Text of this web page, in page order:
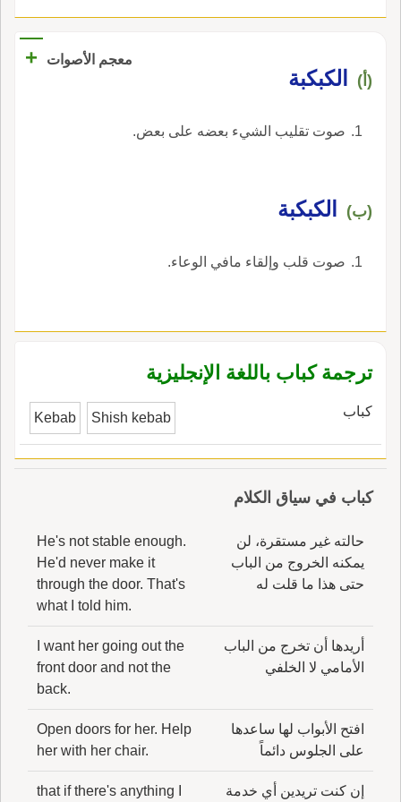
ويقال للجارية السمينة (1 (1 قوله [ ويقال للجارية
يَهْجُوهم قُبَيِّلَةٌ من قَيْسِ كُبَّةَ ساقَها، * إِلى أَهْلِ نَجْدٍ،
وحَبْكَرْتُه حَبْكَرةً، ودَبْكَلْتُه دَبْكَلَةً، وحَبْحَبْتُه حَبْحَبةً،
وزَمْزَمْتُه زَمْزَمَةً، وصَرْصَرْتُه صَرْصَرةً، وكَرْكَرْتُه إِذا
كَبْكَبْتُه.
معجم الأصوات +
(أ) الكبكبة
صوت تقليب الشيء بعضه على بعض.
(ب) الكبكبة
صوت قلب وإلقاء مافي الوعاء.
ترجمة كباب باللغة الإنجليزية
كباب Kebab Shish kebab
كباب في سياق الكلام
حالته غير مستقرة، لن
يمكنه الخروج من الباب
حتى هذا ما قلت له
He's not stable enough.
He'd never make it
through the door. That's
what I told him.
أريدها أن تخرج من الباب
الأمامي لا الخلفي
I want her going out the
front door and not the
back.
افتح الأبواب لها ساعدها
على الجلوس دائماً
Open doors for her. Help
her with her chair.
إن كنت تريدين أي خدمة that if there's anything I